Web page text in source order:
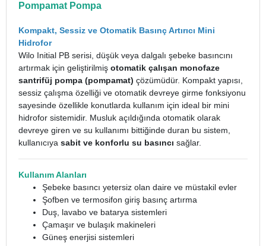
Pompamat Pompa
Kompakt, Sessiz ve Otomatik Basınç Artırıcı Mini
Hidrofor
Wilo Initial PB serisi, düşük veya dalgalı şebeke basıncını
artırmak için geliştirilmiş otomatik çalışan monofaze
santrifüj pompa (pompamat) çözümüdür. Kompakt yapısı,
sessiz çalışma özelliği ve otomatik devreye girme fonksiyonu
sayesinde özellikle konutlarda kullanım için ideal bir mini
hidrofor sistemidir. Musluk açıldığında otomatik olarak
devreye giren ve su kullanımı bittiğinde duran bu sistem,
kullanıcıya sabit ve konforlu su basıncı sağlar.
Kullanım Alanları
Şebeke basıncı yetersiz olan daire ve müstakil evler
Şofben ve termosifon giriş basınç artırma
Duş, lavabo ve batarya sistemleri
Çamaşır ve bulaşık makineleri
Güneş enerjisi sistemleri